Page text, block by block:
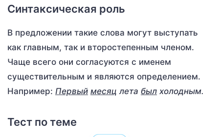
Синтаксическая роль
В предложении такие слова могут выступать
как главным, так и второстепенным членом.
Чаще всего они согласуются с именем
существительным и являются определением.
Например: Первый месяц лета был холодным.
Тест по теме